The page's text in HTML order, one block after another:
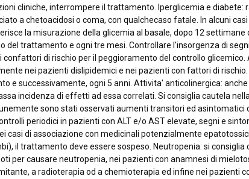
cliniche, interrompere il trattamento. Iperglicemia e
a chetoacidosi o coma, con qualchecaso fatale. In alcuni
la misurazione della glicemia al basale, dopo 12
del trattamento e ogni tre mesi. Controllare l'insorgenza di
di rischio per il peggioramento del controllo
nei pazienti dislipidemici e nei pazienti con fattori di
e successivamente, ogni 5 anni. Attivita' anticolinergica:
incidenza di effetti ad essa correlati. Si consiglia cautela
sono stati osservati aumenti transitori ed
periodici in pazienti con ALT e/o AST elevate, segni e
casi di associazione con medicinali potenzialmente
il trattamento deve essere sospeso. Neutropenia: si
per causare neutropenia, nei pazienti con anamnesi di
a radioterapia od a chemioterapia ed infine nei